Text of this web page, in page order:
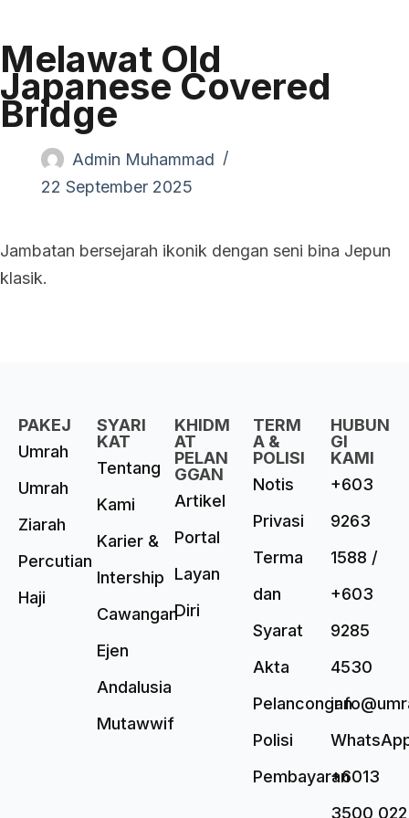
Melawat Old
Japanese Covered
Bridge
Admin Muhammad
22 September 2025
Jambatan bersejarah ikonik dengan seni bina Jepun
klasik.
PAKEJ
Umrah
Umrah
Ziarah
Percutian
Haji
SYARI
KAT
Tentang
Kami
Karier &
Intership
Cawangan
Ejen
Andalusia
Mutawwif
KHIDM
AT
PELAN
GGAN
Artikel
Portal
Layan
Diri
TERM
A &
POLISI
Notis
Privasi
Terma
dan
Syarat
Akta
Pelancongan
Polisi
Pembayaran
HUBUN
GI
KAMI
+603
9263
1588 /
+603
9285
4530
+6013
3500 022